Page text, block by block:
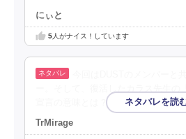
にぃと
5人がナイス！しています
宣言の意味とは？先が気になる！
TrMirage